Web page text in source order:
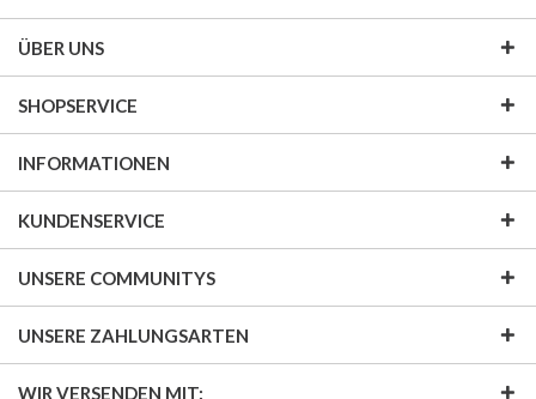
ÜBER UNS
SHOPSERVICE
INFORMATIONEN
KUNDENSERVICE
UNSERE COMMUNITYS
UNSERE ZAHLUNGSARTEN
WIR VERSENDEN MIT: